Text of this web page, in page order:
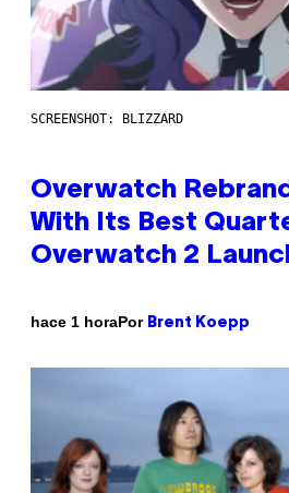
SCREENSHOT: BLIZZARD
Overwatch
With Its Best
Overwatch 2
hace 1 horaPor Brent Koepp